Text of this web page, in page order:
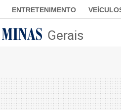
ENTRETENIMENTO
Gerais